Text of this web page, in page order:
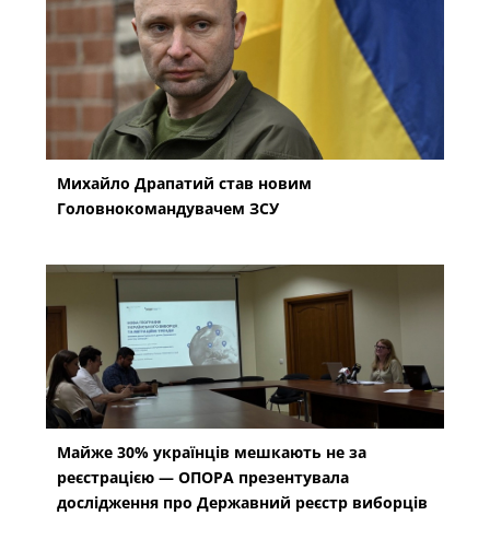
Михайло Драпатий став новим
Головнокомандувачем ЗСУ
Майже 30% українців мешкають не за
реєстрацією — ОПОРА презентувала
дослідження про Державний реєстр виборців